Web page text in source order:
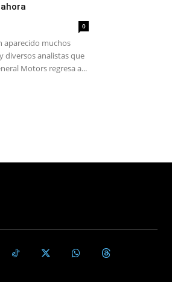
0
aparecido muchos
diversos analistas que
Motors regresa a...